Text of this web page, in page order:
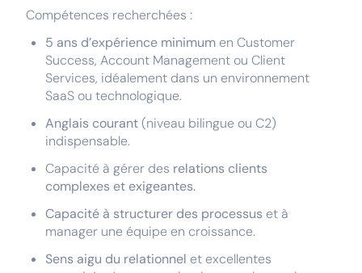
Compétences recherchées :
5 ans d’expérience minimum en Customer
Success, Account Management ou Client
Services, idéalement dans un environnement
SaaS ou technologique.
Anglais courant(niveau bilingue ou C2)
indispensable.
Capacité à gérer des relations clients
complexes et exigeantes.
Capacité à structurer des processus et à
manager une équipe en croissance.
Sens aigu du relationnel et excellentes